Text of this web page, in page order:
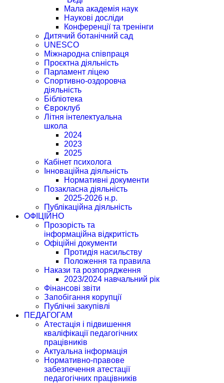
Мала академія наук
Наукові досліди
Конференції та тренінги
Дитячий ботанічний сад
UNESCO
Міжнародна співпраця
Проєктна діяльність
Парламент ліцею
Спортивно-оздоровча
діяльність
Бібліотека
Євроклуб
Літня інтелектуальна
школа
2024
2023
2025
Кабінет психолога
Інноваційна діяльність
Нормативні документи
Позакласна діяльність
2025-2026 н.р.
Публікаційна діяльність
ОФІЦІЙНО
Прозорість та
інформаційна відкритість
Офіційні документи
Протидія насильству
Положення та правила
Накази та розпорядження
2023/2024 навчальний рік
Фінансові звіти
Запобігання корупції
Публічні закупівлі
ПЕДАГОГАМ
Атестація і підвишення
кваліфікації педагогічних
працівників
Актуальна інформація
Нормативно-правове
забезпечення атестації
педагогічних працівників